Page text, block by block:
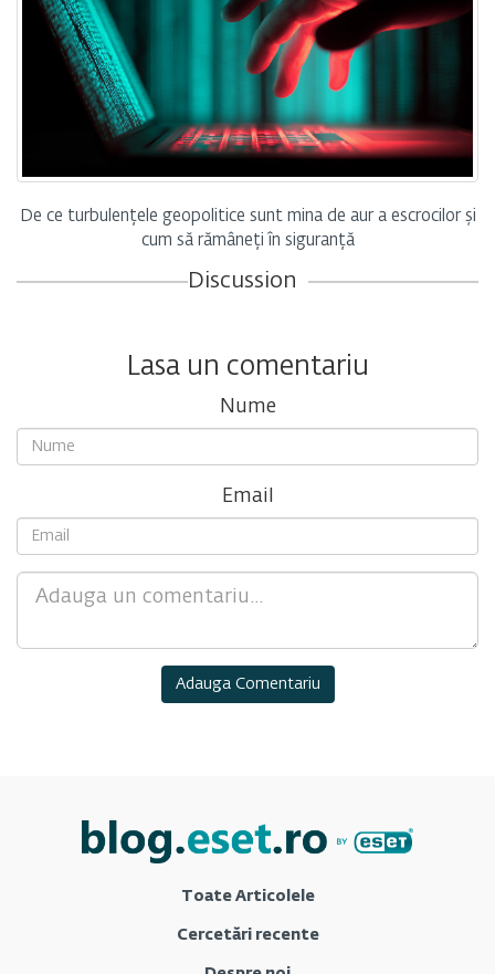
De ce turbulențele geopolitice sunt mina de aur a escrocilor și
cum să rămâneți în siguranță
Discussion
Lasa un comentariu
Nume
Email
Toate Articolele
Cercetări recente